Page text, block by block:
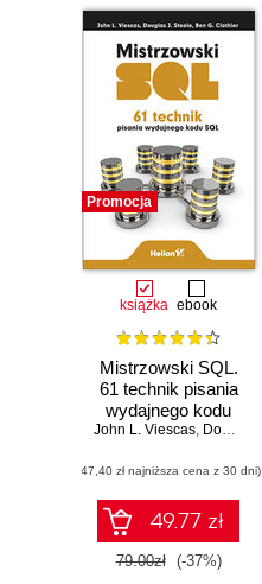
Promocja
książka ebook
Mistrzowski SQL.
61 technik pisania
wydajnego kodu
SQL
John L. Viescas, Douglas J. Steele
(47,40 zł najniższa cena z 30 dni)
49.77 zł
79.00zł (-37%)